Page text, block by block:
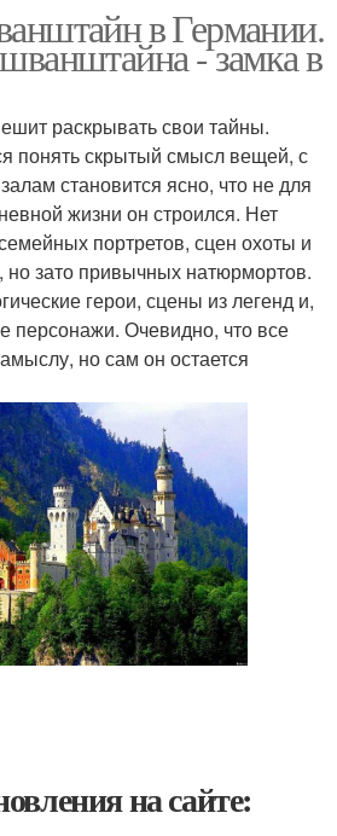
в Германии.
- замка в
раскрывать свои тайны.
понять скрытый смысл вещей, с
становится ясно, что не для
жизни он строился. Нет
портретов, сцен охоты и
но зато привычных натюрмортов.
герои, сцены из легенд и,
персонажи. Очевидно, что все
но сам он остается
на сайте: